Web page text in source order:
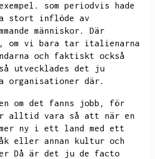
som periodvis hade
stort inflöde av
människor.
Där
om vi bara tar italienarna
och faktiskt också
så utvecklades det ju
organisationer där.
om det fanns jobb,
för
alltid vara så att när en
ny i ett land med ett
eller annan kultur och
Då är det ju de facto